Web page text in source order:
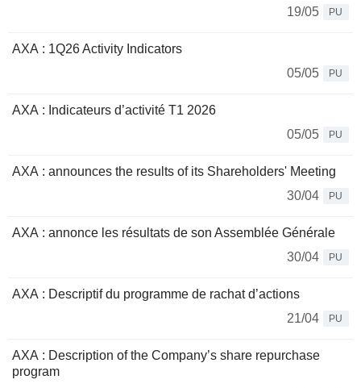
19/05
PU
AXA : 1Q26 Activity Indicators
05/05
PU
AXA : Indicateurs d’activité T1 2026
05/05
PU
AXA : announces the results of its Shareholders' Meeting
30/04
PU
AXA : annonce les résultats de son Assemblée Générale
30/04
PU
AXA : Descriptif du programme de rachat d’actions
21/04
PU
AXA : Description of the Company’s share repurchase
program